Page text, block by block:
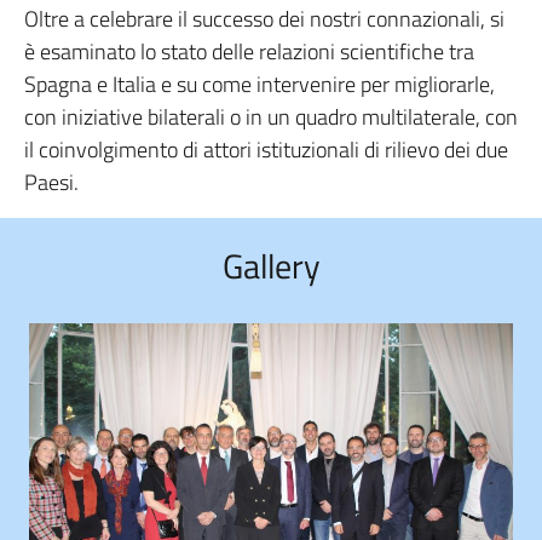
Oltre a celebrare il successo dei nostri connazionali, si
è esaminato lo stato delle relazioni scientifiche tra
Spagna e Italia e su come intervenire per migliorarle,
con iniziative bilaterali o in un quadro multilaterale, con
il coinvolgimento di attori istituzionali di rilievo dei due
Paesi.
Gallery